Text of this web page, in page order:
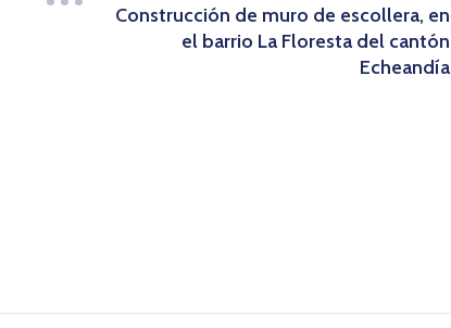
Construcción de muro de escollera, en
el barrio La Floresta del cantón
Echeandía